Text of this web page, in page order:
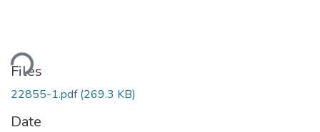
Files
22855-1.pdf(269.3 KB)
Date